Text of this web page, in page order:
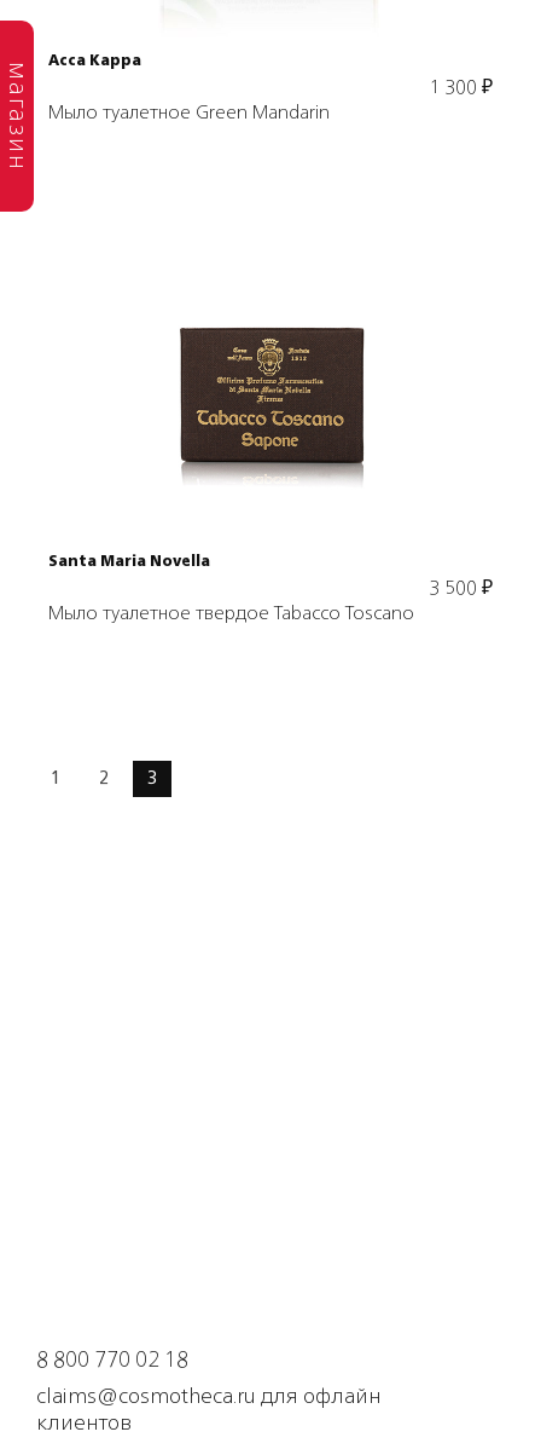
магазин Acca Kappa
1 300 ₽
Мыло туалетное Green Mandarin
Подробнее
В корзину
Santa Maria Novella
3 500 ₽
Мыло туалетное твердое Tabacco Toscano
1 2 3
8 800 770 02 18
claims@cosmotheca.ru для офлайн
клиентов